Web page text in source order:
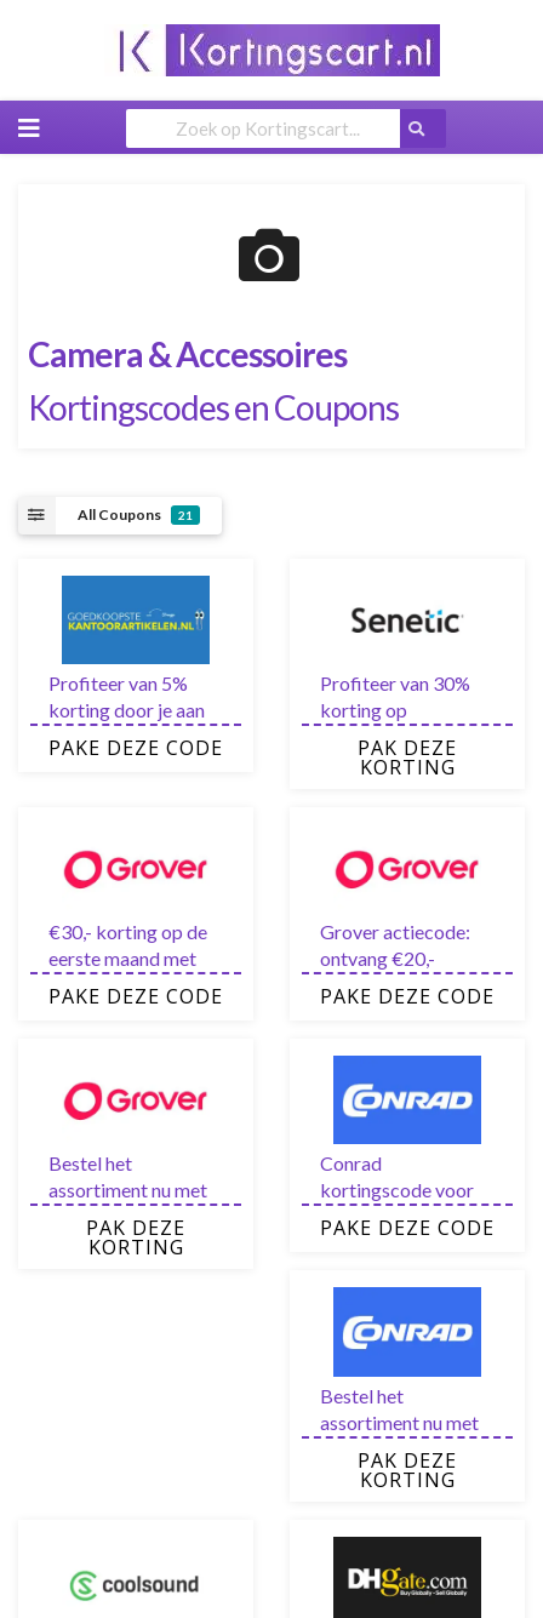
to
content
Camera & Accessoires
Kortingscodes en Coupons
All Coupons 21
Profiteer van 5%
korting door je aan
te melden voor de
nieuwsbrief.
PAKE DEZE CODE
Profiteer van 30%
korting op
geselecteerde
artikelen van Senetic
PAK DEZE
KORTING
€30,- korting op de
eerste maand met
deze Grover
PAKE DEZE CODE
Grover actiecode:
ontvang €20,-
korting op je
PAKE DEZE CODE
Bestel het
assortiment nu met
wel 75% Grover
korting op Sale
PAK DEZE
KORTING
Conrad
kortingscode voor
10% korting op de
PAKE DEZE CODE
Bestel het
assortiment nu met
wel 50% Conrad
korting op Sale
PAK DEZE
KORTING